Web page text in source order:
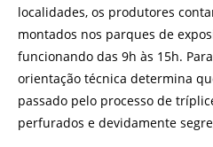
localidades, os produtores
montados nos parques de
funcionando das 9h às 15h.
orientação técnica determina
passado pelo processo de
perfurados e devidamente